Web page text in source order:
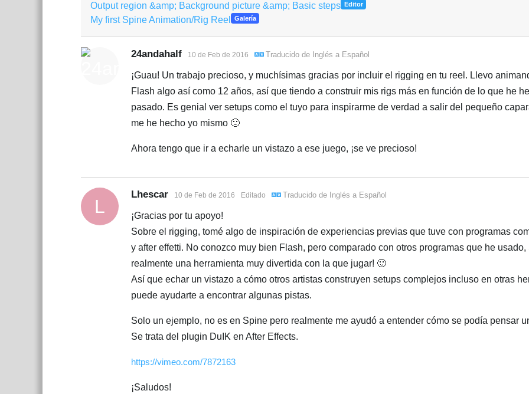
Output region &amp; Background picture &amp; Basic steps Editor
My first Spine Animation/Rig Reel Galería
24andahalf 10 de Feb de 2016 Traducido de Inglés a Español
¡Guau! Un trabajo precioso, y muchísimas gracias por incluir el rigging en tu reel. Llevo
Flash algo así como 12 años, así que tiendo a construir mis rigs más en función de lo que he
pasado. Es genial ver setups como el tuyo para inspirarme de verdad a salir del pequeño
me he hecho yo mismo 🙂
Ahora tengo que ir a echarle un vistazo a ese juego, ¡se ve precioso!
L
Lhescar 10 de Feb de 2016 Editado Traducido de Inglés a Español
¡Gracias por tu apoyo!
Sobre el rigging, tomé algo de inspiración de experiencias previas que tuve con programas
y after effetti. No conozco muy bien Flash, pero comparado con otros programas que he
realmente una herramienta muy divertida con la que jugar! 🙂
Así que echar un vistazo a cómo otros artistas construyen setups complejos incluso en otras
puede ayudarte a encontrar algunas pistas.
Solo un ejemplo, no es en Spine pero realmente me ayudó a entender cómo se podía pensar
Se trata del plugin DuIK en After Effects.
https://vimeo.com/7872163
¡Saludos!